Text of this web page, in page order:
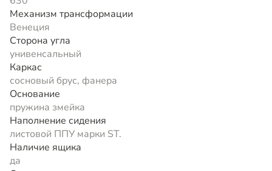
Механизм трансформации
Венеция
Сторона угла
унивенсальный
Каркас
сосновый брус, фанера
Основание
пружина змейка
Наполнение сидения
листовой ППУ марки ST.
Наличие ящика
да